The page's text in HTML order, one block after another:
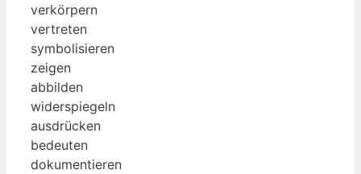
verkörpern
vertreten
symbolisieren
zeigen
abbilden
widerspiegeln
ausdrücken
bedeuten
dokumentieren